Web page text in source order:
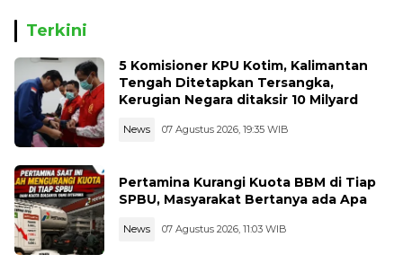
Terkini
5 Komisioner KPU Kotim, Kalimantan
Tengah Ditetapkan Tersangka,
Kerugian Negara ditaksir 10 Milyard
News 07 Agustus 2026, 19:35 WIB
Pertamina Kurangi Kuota BBM di Tiap
SPBU, Masyarakat Bertanya ada Apa
News 07 Agustus 2026, 11:03 WIB